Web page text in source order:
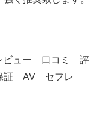
ビュー 口コミ 評
証 AV セフレ